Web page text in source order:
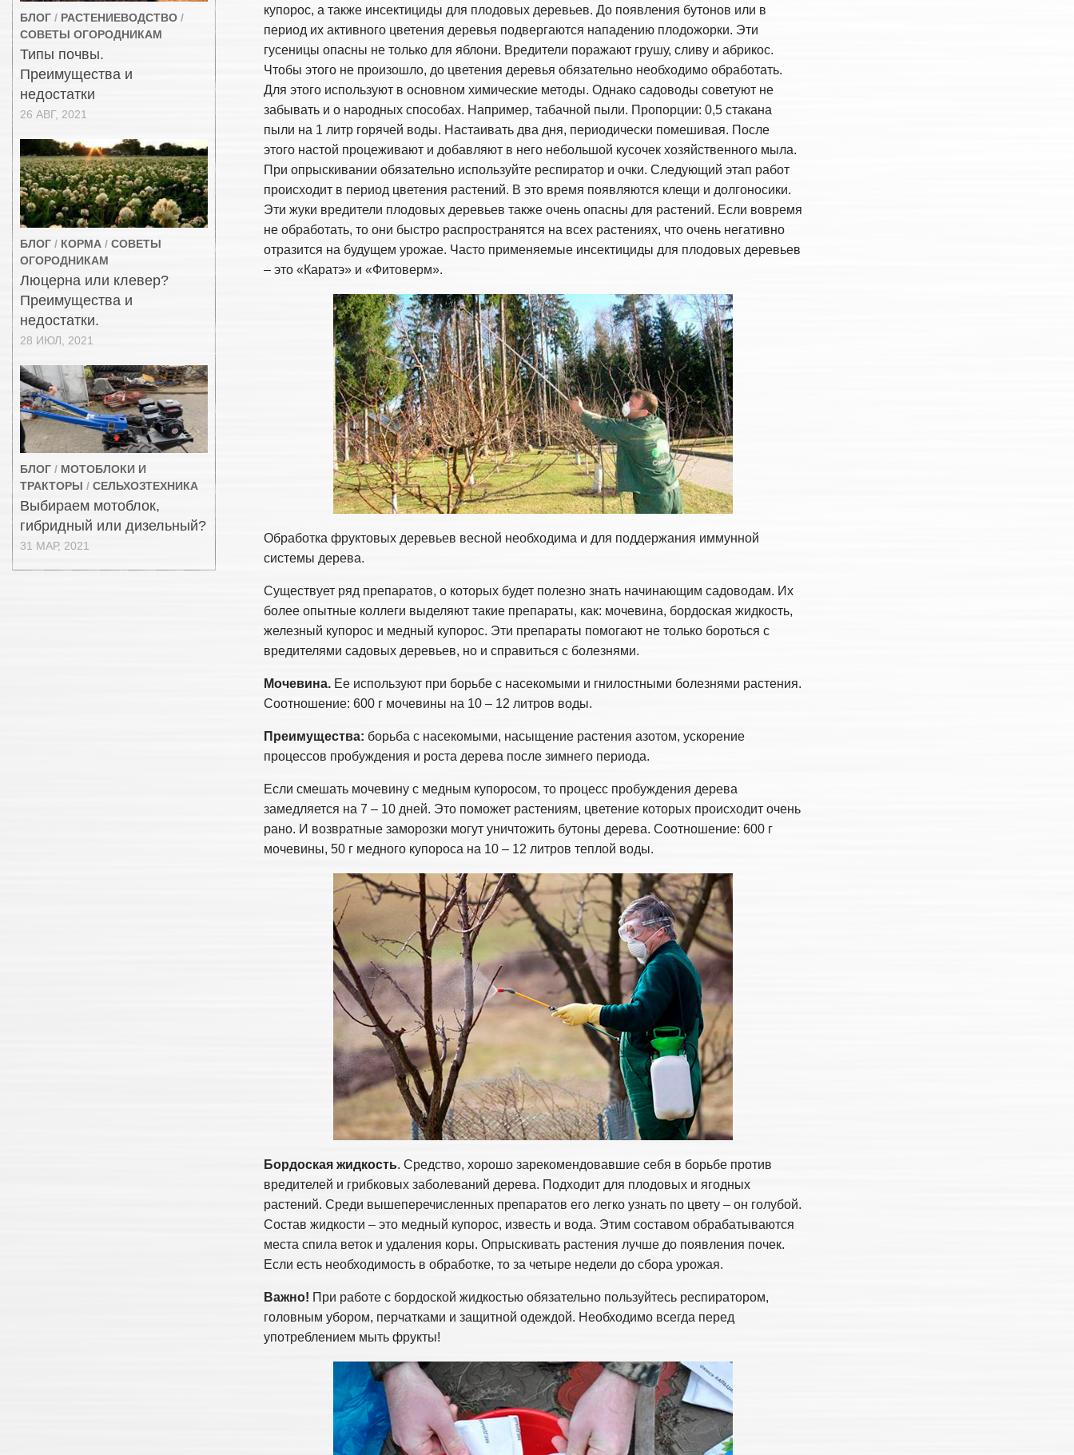
купорос, а также инсектициды для плодовых деревьев. До появления бутонов или в
период их активного цветения деревья подвергаются нападению плодожорки. Эти
гусеницы опасны не только для яблони. Вредители поражают грушу, сливу и абрикос.
Чтобы этого не произошло, до цветения деревья обязательно необходимо обработать.
Для этого используют в основном химические методы. Однако садоводы советуют не
забывать и о народных способах. Например, табачной пыли. Пропорции: 0,5 стакана
пыли на 1 литр горячей воды. Настаивать два дня, периодически помешивая. После
этого настой процеживают и добавляют в него небольшой кусочек хозяйственного мыла.
При опрыскивании обязательно используйте респиратор и очки. Следующий этап работ
происходит в период цветения растений. В это время появляются клещи и долгоносики.
Эти жуки вредители плодовых деревьев также очень опасны для растений. Если вовремя
не обработать, то они быстро распространятся на всех растениях, что очень негативно
отразится на будущем урожае. Часто применяемые инсектициды для плодовых деревьев
– это «Каратэ» и «Фитоверм».
Обработка фруктовых деревьев весной необходима и для поддержания иммунной
системы дерева.
Существует ряд препаратов, о которых будет полезно знать начинающим садоводам. Их
более опытные коллеги выделяют такие препараты, как: мочевина, бордоская жидкость,
железный купорос и медный купорос. Эти препараты помогают не только бороться с
вредителями садовых деревьев, но и справиться с болезнями.
Мочевина. Ее используют при борьбе с насекомыми и гнилостными болезнями растения.
Соотношение: 600 г мочевины на 10 – 12 литров воды.
Преимущества: борьба с насекомыми, насыщение растения азотом, ускорение
процессов пробуждения и роста дерева после зимнего периода.
Если смешать мочевину с медным купоросом, то процесс пробуждения дерева
замедляется на 7 – 10 дней. Это поможет растениям, цветение которых происходит очень
рано. И возвратные заморозки могут уничтожить бутоны дерева. Соотношение: 600 г
мочевины, 50 г медного купороса на 10 – 12 литров теплой воды.
Бордоская жидкость. Средство, хорошо зарекомендовавшие себя в борьбе против
вредителей и грибковых заболеваний дерева. Подходит для плодовых и ягодных
растений. Среди вышеперечисленных препаратов его легко узнать по цвету – он голубой.
Состав жидкости – это медный купорос, известь и вода. Этим составом обрабатываются
места спила веток и удаления коры. Опрыскивать растения лучше до появления почек.
Если есть необходимость в обработке, то за четыре недели до сбора урожая.
Важно! При работе с бордоской жидкостью обязательно пользуйтесь респиратором,
головным убором, перчатками и защитной одеждой. Необходимо всегда перед
употреблением мыть фрукты!
БЛОГ / РАСТЕНИЕВОДСТВО /
СОВЕТЫ ОГОРОДНИКАМ
Типы почвы.
Преимущества и
недостатки
26 АВГ, 2021
БЛОГ / КОРМА / СОВЕТЫ
ОГОРОДНИКАМ
Люцерна или клевер?
Преимущества и
недостатки.
28 ИЮЛ, 2021
БЛОГ / МОТОБЛОКИ И
ТРАКТОРЫ / СЕЛЬХОЗТЕХНИКА
Выбираем мотоблок,
гибридный или дизельный?
31 МАР, 2021